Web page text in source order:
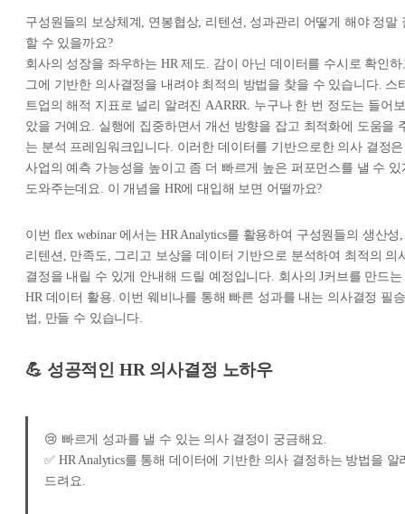
구성원들의 보상체계, 연봉협상, 리텐션, 성과관리 어떻게 해야 정말
할 수 있을까요?
회사의 성장을 좌우하는 HR 제도. 감이 아닌 데이터를 수시로 확인하
그에 기반한 의사결정을 내려야 최적의 방법을 찾을 수 있습니다. 스
트업의 해적 지표로 널리 알려진 AARRR. 누구나 한 번 정도는 들어보
았을 거예요. 실행에 집중하면서 개선 방향을 잡고 최적화에 도움을
는 분석 프레임워크입니다. 이러한 데이터를 기반으로한 의사 결정은
사업의 예측 가능성을 높이고 좀 더 빠르게 높은 퍼포먼스를 낼 수 있
도와주는데요. 이 개념을 HR에 대입해 보면 어떨까요?
이번 flex webinar 에서는 HR Analytics를 활용하여 구성원들의 생산성,
리텐션, 만족도, 그리고 보상을 데이터 기반으로 분석하여 최적의 의
결정을 내릴 수 있게 안내해 드릴 예정입니다. 회사의 J커브를 만드는
HR 데이터 활용. 이번 웨비나를 통해 빠른 성과를 내는 의사결정 필승
법, 만들 수 있습니다.
💪 성공적인 HR 의사결정 노하우
😢 빠르게 성과를 낼 수 있는 의사 결정이 궁금해요.
✅ HR Analytics를 통해 데이터에 기반한 의사 결정하는 방법을 알
드려요.